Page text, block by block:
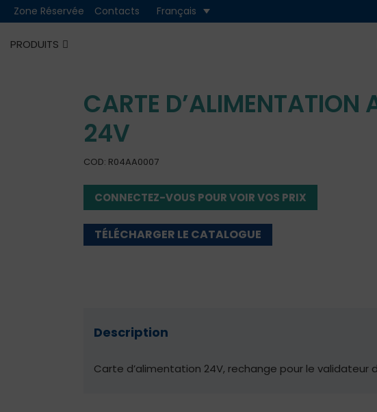
Zone Réservée Contacts Français
PRODUITS
CARTE D’ALIMENTATION
24V
COD: R04AA0007
CONNECTEZ-VOUS POUR VOIR VOS PRIX
TÉLÉCHARGER LE CATALOGUE
Description
Carte d’alimentation 24V, rechange pour le validateur